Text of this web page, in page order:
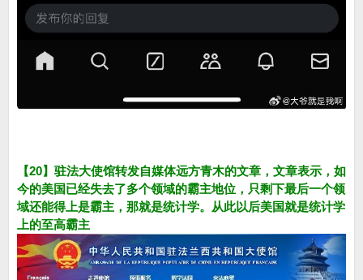
【20】驻法大使馆转发自媒体远方青木的文章，文章表示，如
今的美国已经失去了多个领域的霸主地位，只剩下最后一个领
域还能得上是霸主，那就是统计学。从此以后美国就是统计学
上的至高霸主